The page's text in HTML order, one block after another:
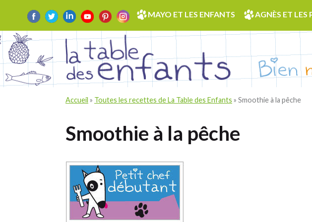
content
MAYO ET LES ENFANTS AGNÈS ET LES
Accueil » Toutes les recettes de La Table des Enfants » Smoothie à la pêche
Smoothie à la pêche